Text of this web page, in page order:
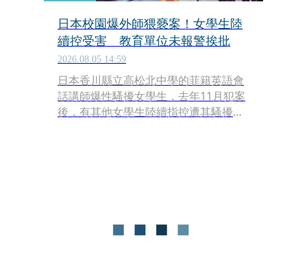
日本校園爆外師猥褻案！女學生陸
續控受害 教育單位未報警挨批
2026.08.05 14:59
日本香川縣立高松北中學的菲籍英語會
話講師爆性騷擾女學生，去年11月犯案
後，有其他女學生陸續指控遭其騷擾，